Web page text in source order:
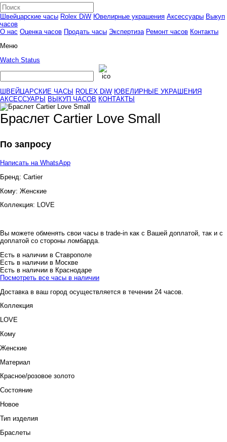
Швейцарские часы Rolex DiW Ювелирные украшения Аксессуары Выкуп
часов
О нас Оценка часов Продать часы Экспертиза Ремонт часов Контакты
Меню
Watch Status
ШВЕЙЦАРСКИЕ ЧАСЫ ROLEX DiW ЮВЕЛИРНЫЕ УКРАШЕНИЯ
АКСЕССУАРЫ
ВЫКУП ЧАСОВ КОНТАКТЫ
Браслет Cartier Love Small
По запросу
Написать на WhatsApp
Бренд: Cartier
Кому: Женские
Коллекция: LOVE
Вы можете обменять свои часы в trade-in как с Вашей доплатой, так и с
доплатой со стороны ломбарда.
Есть в наличии в Ставрополе
Есть в наличии в Москве
Есть в наличии в Краснодаре
Посмотреть все часы в наличии
Доставка в ваш город осуществляется в течении 24 часов.
Коллекция
LOVE
Кому
Женские
Материал
Красное/розовое золото
Состояние
Новое
Тип изделия
Браслеты